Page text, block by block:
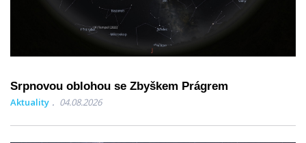
Srpnovou oblohou se Zbyškem Prágrem
Aktuality 04.08.2026